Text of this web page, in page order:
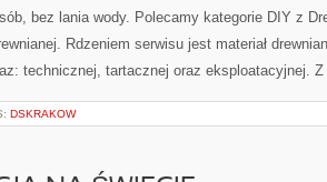
bez lania wody. Polecamy kategorie DIY z
Rdzeniem serwisu jest materiał
technicznej, tartacznej oraz eksploatacyjnej.
DSKRAKOW